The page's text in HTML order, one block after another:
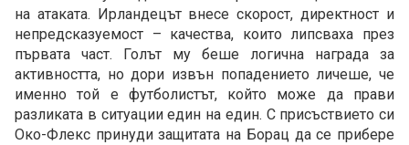
на атаката. Ирландецът внесе скорост, директност и
непредсказуемост – качества, които липсваха през
първата част. Голът му беше логична награда за
активността, но дори извън попадението личеше, че
именно той е футболистът, който може да прави
разликата в ситуации един на един. С присъствието си
Око-Флекс принуди защитата на Борац да се прибере